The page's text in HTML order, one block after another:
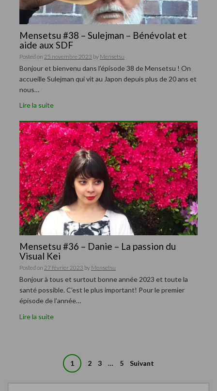
Mensetsu #38 – Sulejman – Bénévolat et
aide aux SDF
Posted on 25 novembre 2023 by Mensetsu
Bonjour et bienvenu dans l’épisode 38 de Mensetsu ! On
accueille Sulejman qui vit au Japon depuis plus de 20 ans et
nous…
Lire la suite
Mensetsu #36 – Danie – La passion du
Visual Kei
Posted on 27 février 2023 by Mensetsu
Bonjour à tous et surtout bonne année 2023 et toute la
santé possible. C’est le plus important! Pour le premier
épisode de l’année…
Lire la suite
1 2 3 … 5 Suivant